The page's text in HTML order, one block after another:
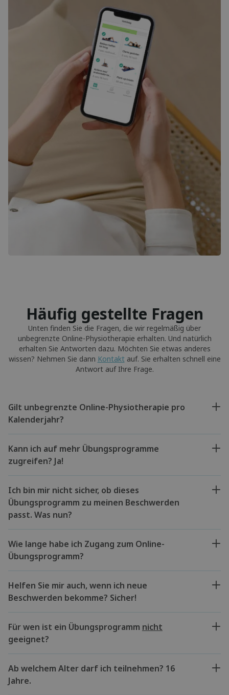
Häufig gestellte Fragen
Unten finden Sie die Fragen, die wir regelmäßig über
unbegrenzte Online-Physiotherapie erhalten. Und natürlich
erhalten Sie Antworten dazu. Möchten Sie etwas anderes
wissen? Nehmen Sie dann Kontaktauf. Sie erhalten schnell eine
Antwort auf Ihre Frage.
Gilt unbegrenzte Online-Physiotherapie pro
Kalenderjahr?
Kann ich auf mehr Übungsprogramme
zugreifen? Ja!
Ich bin mir nicht sicher, ob dieses
Übungsprogramm zu meinen Beschwerden
passt. Was nun?
Wie lange habe ich Zugang zum Online-
Übungsprogramm?
Helfen Sie mir auch, wenn ich neue
Beschwerden bekomme? Sicher!
Für wen ist ein Übungsprogramm nicht
geeignet?
Ab welchem Alter darf ich teilnehmen? 16
Jahre.